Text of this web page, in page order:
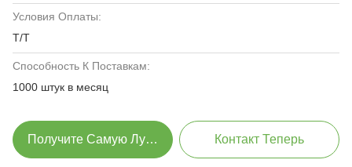
Условия Оплаты:
T/T
Способность К Поставкам:
1000 штук в месяц
Получите Самую Лучшую Цену Контакт Теперь